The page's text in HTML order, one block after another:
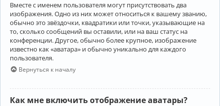
Вместе с именем пользователя могут присутствовать два
изображения. Одно из них может относиться к вашему званию,
обычно это звёздочки, квадратики или точки, указывающие на
то, сколько сообщений вы оставили, или на ваш статус на
конференции. Другое, обычно более крупное, изображение
известно как «аватара» и обычно уникально для каждого
пользователя.
Вернуться к началу
Как мне включить отображение аватары?